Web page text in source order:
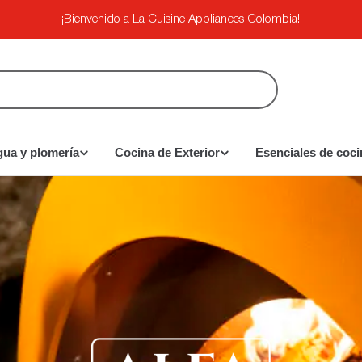
¡Bienvenido a La Cuisine Appliances Colombia!
y plomería Cocina de Exterior Esenciales de